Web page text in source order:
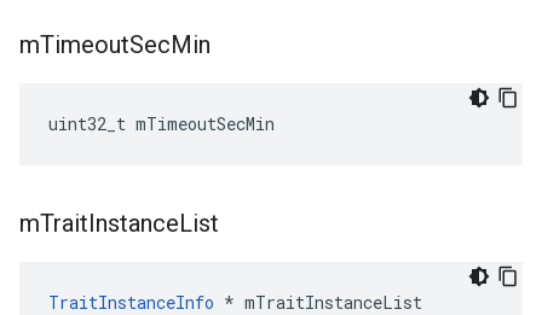
mTimeoutSecMin
uint32_t mTimeoutSecMin
mTraitInstanceList
TraitInstanceInfo * mTraitInstanceList